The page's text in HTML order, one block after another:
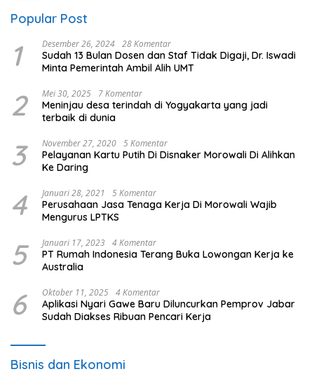
Popular Post
1 Desember 26, 2024 28 Komentar
Sudah 13 Bulan Dosen dan Staf Tidak Digaji, Dr. Iswadi
Minta Pemerintah Ambil Alih UMT
2 Mei 30, 2025 7 Komentar
Meninjau desa terindah di Yogyakarta yang jadi
terbaik di dunia
3 November 27, 2020 5 Komentar
Pelayanan Kartu Putih Di Disnaker Morowali Di Alihkan
Ke Daring
4 Januari 28, 2021 5 Komentar
Perusahaan Jasa Tenaga Kerja Di Morowali Wajib
Mengurus LPTKS
5 Januari 17, 2023 4 Komentar
PT Rumah Indonesia Terang Buka Lowongan Kerja ke
Australia
6 Oktober 11, 2025 4 Komentar
Aplikasi Nyari Gawe Baru Diluncurkan Pemprov Jabar
Sudah Diakses Ribuan Pencari Kerja
Bisnis dan Ekonomi